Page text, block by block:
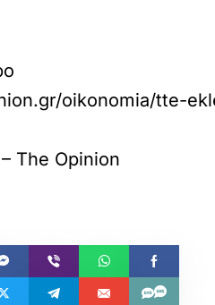
oikonomia/tte-
The Opinion